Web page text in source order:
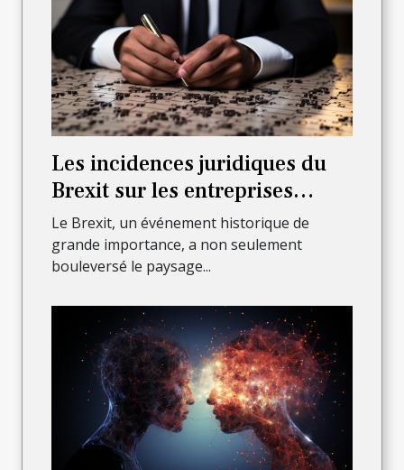
Les incidences juridiques du
Brexit sur les entreprises
françaises
Le Brexit, un événement historique de
grande importance, a non seulement
bouleversé le paysage...